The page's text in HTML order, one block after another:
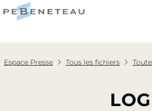
Espace Presse Tous les fichiers